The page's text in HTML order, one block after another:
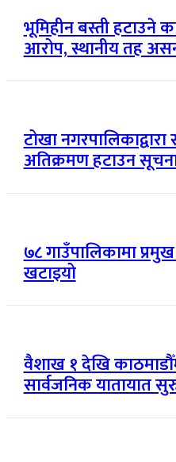
भूमिहीन बस्ती हटाउने
आरोप, स्थानीय तह
टोखा नगरपालिकाद्वारा
अतिक्रमण हटाउन
७८ गाउँपालिकामा
खटाइयो
वैशाख १ देखि
सार्वजनिक यातायात